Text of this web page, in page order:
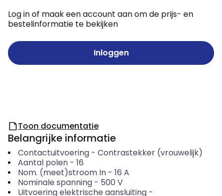
Log in of maak een account aan om de prijs- en
bestelinformatie te bekijken
Inloggen
Toon documentatie
Belangrijke informatie
Contactuitvoering- Contrastekker (vrouwelijk)
Aantal polen- 16
Nom. (meet)stroom In- 16 A
Nominale spanning- 500 V
Uitvoering elektrische aansluiting-